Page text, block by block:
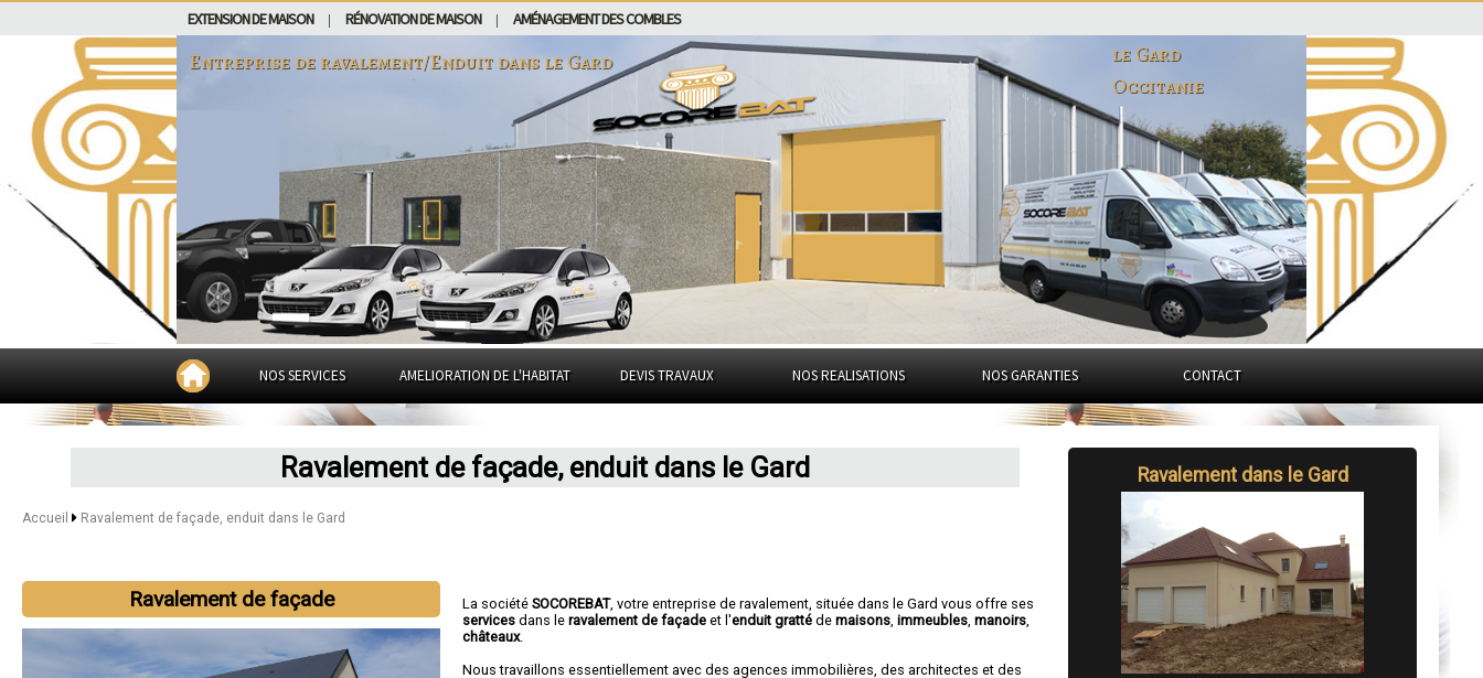
EXTENSION DE MAISON RÉNOVATION DE MAISON AMÉNAGEMENT DES COMBLES
Entreprise de ravalement/Enduit dans le Gard
le Gard
Occitanie
NOS SERVICES AMELIORATION DE L'HABITAT DEVIS TRAVAUX NOS REALISATIONS NOS GARANTIES CONTACT
Ravalement de façade, enduit dans le Gard
Accueil Ravalement de façade, enduit dans le Gard
Ravalement de façade La sociétéSOCOREBAT,votre entreprise de ravalement , située dans le Gard vous offre ses
services dans leravalement de façade et l'enduit gratté demaisons ,immeubles ,manoirs
châteaux.
Nous travaillons essentiellement avec des agences immobilières, des architectes et des
Ravalement dans le Gard